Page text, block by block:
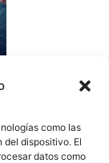
como las
dispositivo. El
datos como